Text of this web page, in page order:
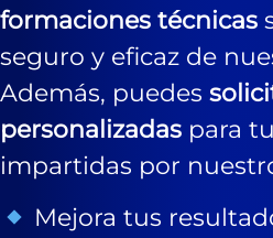
formaciones técnicas
seguro y eficaz de
Además, puedes
personalizadas para
impartidas por
Mejora tus